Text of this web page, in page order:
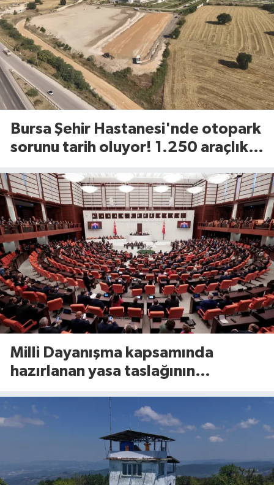
Bursa Şehir Hastanesi'nde otopark
sorunu tarih oluyor! 1.250 araçlık
Milli Dayanışma kapsamında
hazırlanan yasa taslağının